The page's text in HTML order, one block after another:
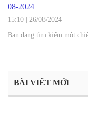
08-2024
15:10
26/08/2024
Bạn đang tìm kiếm một
BÀI VIẾT MỚI